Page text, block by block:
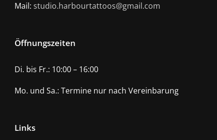
Mail: studio.harbourtattoos@gmail.com
Öffnungszeiten
Di. bis Fr.: 10:00 – 16:00
Mo. und Sa.: Termine nur nach Vereinbarung
Links